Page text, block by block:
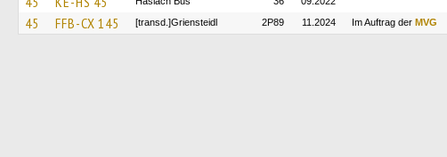
45 FFB-CX 145 [transd.]Griensteidl 2P89 11.2024 Im Auftrag der MVG